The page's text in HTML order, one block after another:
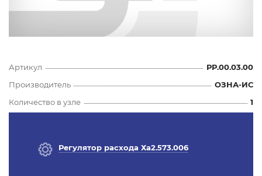
Артикул
РР.00.03.00
Производитель
ОЗНА-ИС
Количество в узле
1
Регулятор расхода Ха2.573.006